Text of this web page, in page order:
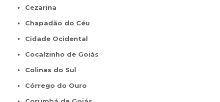
Cezarina
Chapadão do Céu
Cidade Ocidental
Cocalzinho de Goiás
Colinas do Sul
Córrego do Ouro